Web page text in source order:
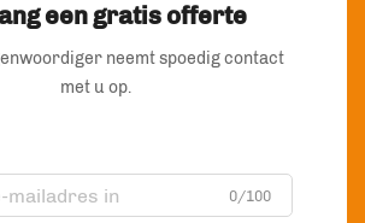
een gratis offerte
neemt spoedig contact
met u op.
0/100